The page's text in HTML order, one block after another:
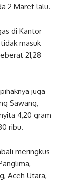
2 Maret lalu.
di Kantor
masuk
21,28
juga
Sawang,
4,20 gram
ribu.
meringkus
Aceh Utara,